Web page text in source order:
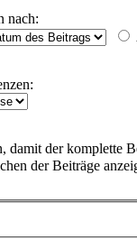
nach:
damit der komplette
der Beiträge